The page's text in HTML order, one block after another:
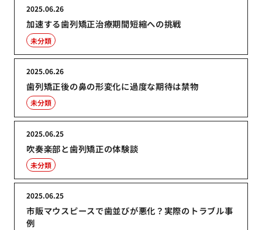
加速する歯列矯正治療期間短縮への挑戦
2025.06.26
未分類
歯列矯正後の鼻の形変化に過度な期待は禁物
2025.06.26
未分類
吹奏楽部と歯列矯正の体験談
2025.06.25
未分類
市販マウスピースで歯並びが悪化？実際のトラブル事
例
2025.06.25